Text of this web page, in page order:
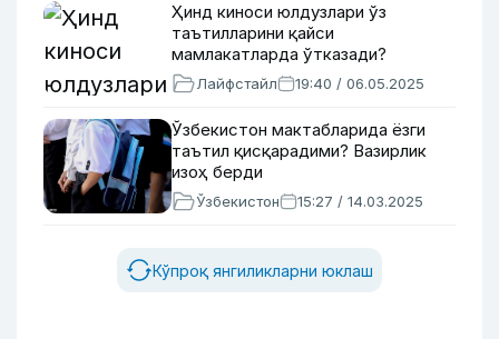
Ҳинд киноси юлдузлари ўз
таътилларини қайси
мамлакатларда ўтказади?
Лайфстайл 19:40 / 06.05.2025
Ўзбекистон мактабларида ёзги
таътил қисқарадими? Вазирлик
изоҳ берди
Ўзбекистон 15:27 / 14.03.2025
Кўпроқ янгиликларни юклаш